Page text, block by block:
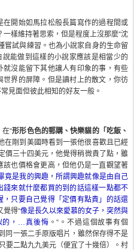
開始如馬拉松般長篇寫作的過程間或
一樣維持著思索，但是程度上沒那麼“沈
嘗試與練習。也為小說家自身的生命留
能做到這樣的小說家應該是相當少的
沒能留下其他讓人有印象的事，有些
界的屏障。但是讀村上的散文，你彷
見面但彼此相知的好友一般。
“形形色色的郵購、快樂貓的「吃飯、
在剛到美國時看到一張他很喜歡且已經
價三十四美元，他覺得稍微貴了點，雖
也價格會更高，但他仍是一直觀望著
竟是我的興趣，所謂興趣就像是由自己
來就什麼都買的到的話這樣一點都不
只要自己覺得「定價有點貴」的話還
覺得“像是長久以來愛慕的女子，突然與
， …真後悔 。“。不過這個故事有個
同一張二手原版唱片，雖然保存得不是
要二點九九美元（便宜了十幾倍）。村